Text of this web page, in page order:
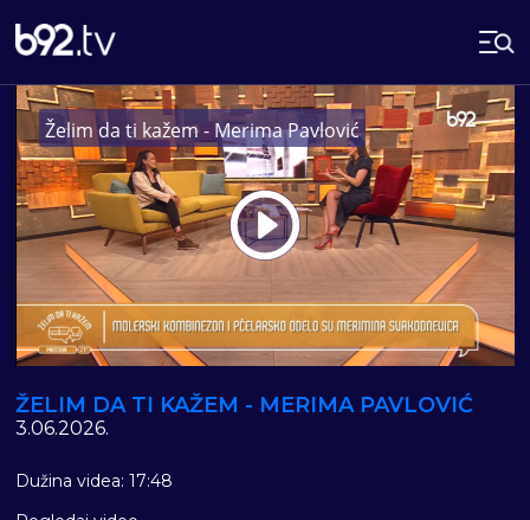
Play
Želim da ti kažem - Merima Pavlović
ŽELIM DA TI KAŽEM - MERIMA PAVLOVIĆ
3.06.2026.
Dužina videa: 17:48